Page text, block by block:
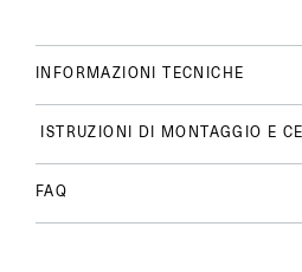
INFORMAZIONI TECNICHE
ISTRUZIONI DI MONTAGGIO E
FAQ